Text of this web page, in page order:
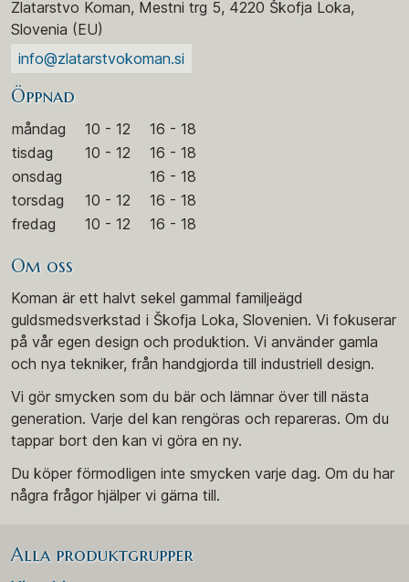
Zlatarstvo Koman, Mestni trg 5, 4220 Škofja Loka,
Slovenia (EU)
info@zlatarstvokoman.si
Öppnad
måndag 10 - 12
16 - 18
tisdag
10 - 12
16 - 18
onsdag
16 - 18
torsdag
10 - 12
16 - 18
fredag
10 - 12 16 - 18
Om oss
Koman är ett halvt sekel gammal familjeägd
guldsmedsverkstad i Škofja Loka, Slovenien. Vi fokuserar
på vår egen design och produktion. Vi använder gamla
och nya tekniker, från handgjorda till industriell design.
Vi gör smycken som du bär och lämnar över till nästa
generation. Varje del kan rengöras och repareras. Om du
tappar bort den kan vi göra en ny.
Du köper förmodligen inte smycken varje dag. Om du har
några frågor hjälper vi gärna till.
Alla produktgrupper